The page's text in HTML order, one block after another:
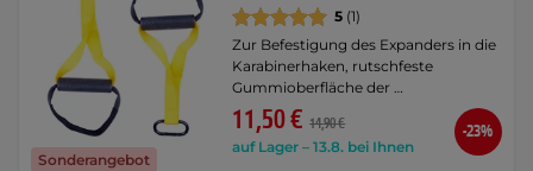
Sonderangebot
5 (1)
Zur Befestigung des Expanders in die
Karabinerhaken, rutschfeste
Gummioberfläche der …
11,50 € 14,90 €
auf Lager – 13.8. bei Ihnen
-23%